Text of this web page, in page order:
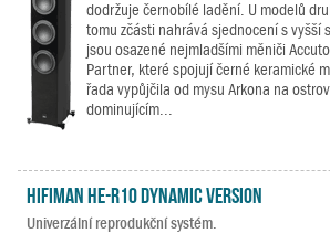
dodržuje černobílé ladění. U modelů
tomu zčásti nahrává sjednocení s vyšší
jsou osazené nejmladšími měniči
Partner, které spojují černé keramické
řada vypůjčila od mysu Arkona na
dominujícím...
Hifiman HE-R10 Dynamic Version
Univerzální reprodukční systém.